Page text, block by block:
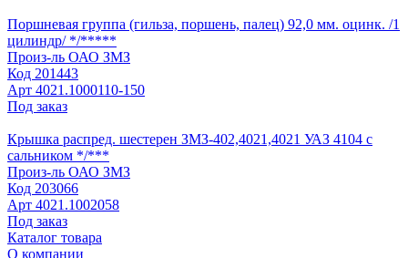
Поршневая группа (гильза, поршень, палец) 92,0 мм. оцинк. /1
цилиндр/ */*****
Произ-ль ОАО ЗМЗ
Код 201443
Арт 4021.1000110-150
Под заказ
Крышка распред. шестерен ЗМЗ-402,4021,4021 УАЗ 4104 с
сальником */***
Произ-ль ОАО ЗМЗ
Код 203066
Арт 4021.1002058
Под заказ
Каталог товара
О компании